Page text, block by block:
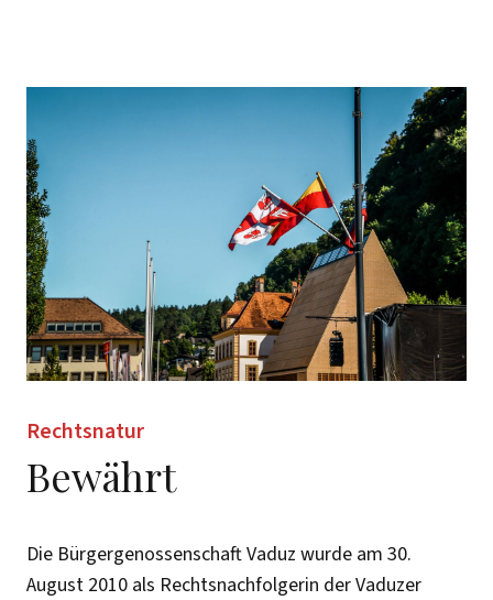
Rechtsnatur
Bewährt
Die Bürgergenossenschaft Vaduz wurde am 30.
August 2010 als Rechtsnachfolgerin der Vaduzer